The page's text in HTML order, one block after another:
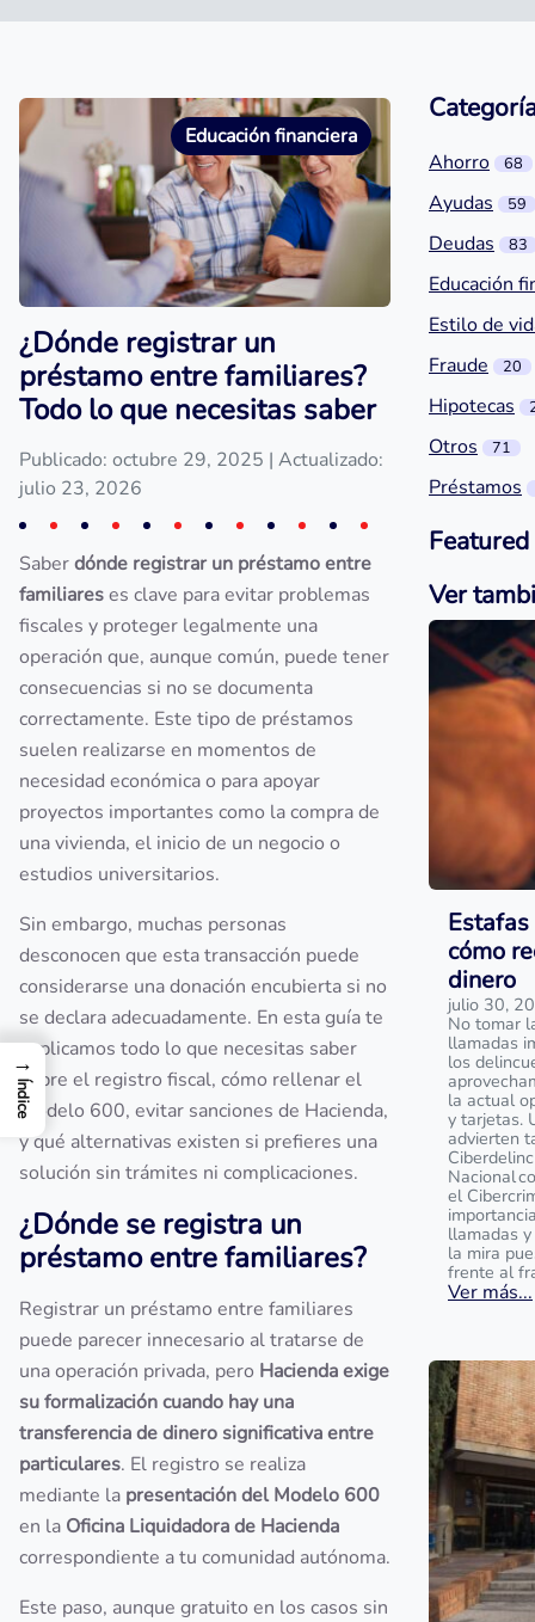
Educación financiera
¿Dónde registrar un
préstamo entre familiares?
Todo lo que necesitas saber
Publicado: octubre 29, 2025 | Actualizado:
julio 23, 2026
Saberdónde registrar un préstamo entre
familiareses clave para evitar problemas
fiscales y proteger legalmente una
operación que, aunque común, puede tener
consecuencias si no se documenta
correctamente. Este tipo de préstamos
suelen realizarse en momentos de
necesidad económica o para apoyar
proyectos importantes como la compra de
una vivienda, el inicio de un negocio o
estudios universitarios.
Sin embargo, muchas personas
desconocen que esta transacción puede
considerarse una donación encubierta si no
se declara adecuadamente. En esta guía te
explicamos todo lo que necesitas saber
sobre el registro fiscal, cómo rellenar el
Modelo 600, evitar sanciones de Hacienda,
y qué alternativas existen si prefieres una
solución sin trámites ni complicaciones.
¿Dónde se registra un
préstamo entre familiares?
Registrar un préstamo entre familiares
puede parecer innecesario al tratarse de
una operación privada, pero Hacienda exige
su formalización cuando hay una
transferencia de dinero significativa entre
particulares. El registro se realiza
mediante la presentación del Modelo 600
en la Oficina Liquidadora de Hacienda
correspondiente a tu comunidad autónoma.
Este paso, aunque gratuito en los casos sin
Ahorro 68
Ayudas 59
Deudas 83
Educación
Estilo de
Fraude
20
Hipotecas
Otros 71
Préstamos
Ver
cómo
dinero
julio 30,
No tomar
llamadas
los
la actual
y tarjetas.
advierten
Nacional
el
llamadas
la mira
frente al
Ver más...
→
Índice